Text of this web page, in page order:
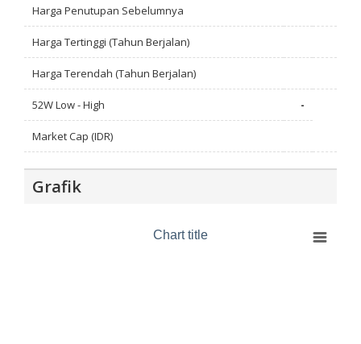
Harga Penutupan Sebelumnya
Harga Tertinggi (Tahun Berjalan)
Harga Terendah (Tahun Berjalan)
52W Low - High -
Market Cap (IDR)
Grafik
Chart title